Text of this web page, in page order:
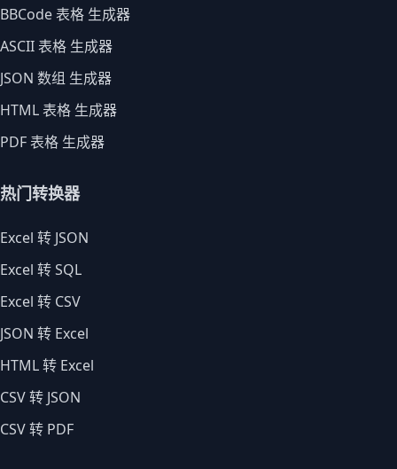
BBCode 表格 生成器
ASCII 表格 生成器
JSON 数组 生成器
HTML 表格 生成器
PDF 表格 生成器
热门转换器
Excel 转 JSON
Excel 转 SQL
Excel 转 CSV
JSON 转 Excel
HTML 转 Excel
CSV 转 JSON
CSV 转 PDF